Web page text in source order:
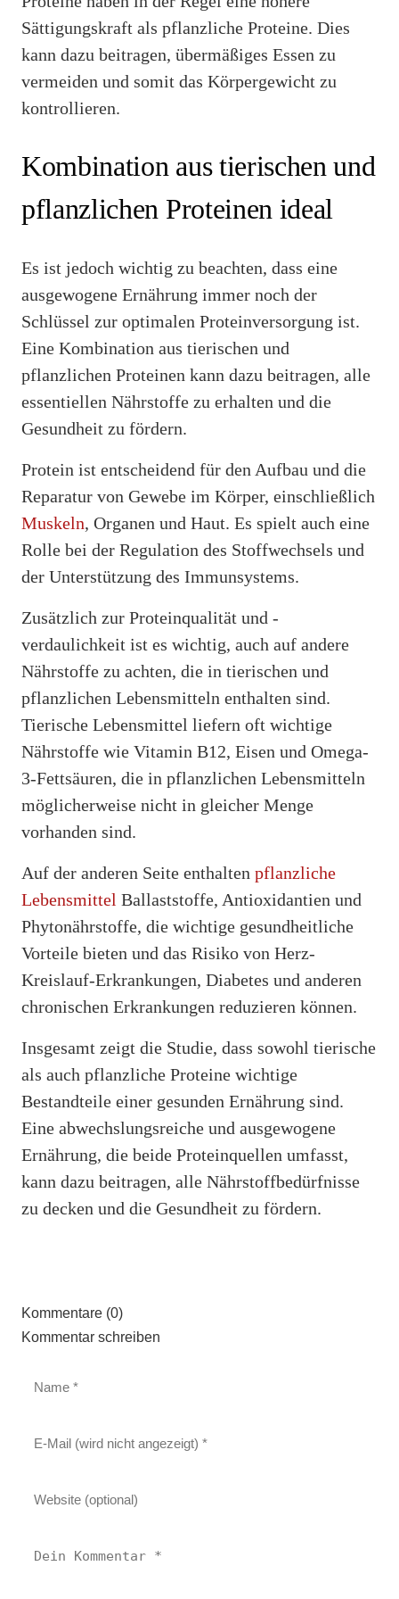
Sättigungskraft als pflanzliche Proteine. Dies
kann dazu beitragen, übermäßiges Essen zu
vermeiden und somit das Körpergewicht zu
kontrollieren.
Kombination aus tierischen und
pflanzlichen Proteinen ideal
Es ist jedoch wichtig zu beachten, dass eine
ausgewogene Ernährung immer noch der
Schlüssel zur optimalen Proteinversorgung ist.
Eine Kombination aus tierischen und
pflanzlichen Proteinen kann dazu beitragen, alle
essentiellen Nährstoffe zu erhalten und die
Gesundheit zu fördern.
Protein ist entscheidend für den Aufbau und die
Reparatur von Gewebe im Körper, einschließlich
Muskeln, Organen und Haut. Es spielt auch eine
Rolle bei der Regulation des Stoffwechsels und
der Unterstützung des Immunsystems.
Zusätzlich zur Proteinqualität und -
verdaulichkeit ist es wichtig, auch auf andere
Nährstoffe zu achten, die in tierischen und
pflanzlichen Lebensmitteln enthalten sind.
Tierische Lebensmittel liefern oft wichtige
Nährstoffe wie Vitamin B12, Eisen und Omega-
3-Fettsäuren, die in pflanzlichen Lebensmitteln
möglicherweise nicht in gleicher Menge
vorhanden sind.
Auf der anderen Seite enthalten pflanzliche
Lebensmittel Ballaststoffe, Antioxidantien und
Phytonährstoffe, die wichtige gesundheitliche
Vorteile bieten und das Risiko von Herz-
Kreislauf-Erkrankungen, Diabetes und anderen
chronischen Erkrankungen reduzieren können.
Insgesamt zeigt die Studie, dass sowohl tierische
als auch pflanzliche Proteine wichtige
Bestandteile einer gesunden Ernährung sind.
Eine abwechslungsreiche und ausgewogene
Ernährung, die beide Proteinquellen umfasst,
kann dazu beitragen, alle Nährstoffbedürfnisse
zu decken und die Gesundheit zu fördern.
Kommentare (0)
Kommentar schreiben